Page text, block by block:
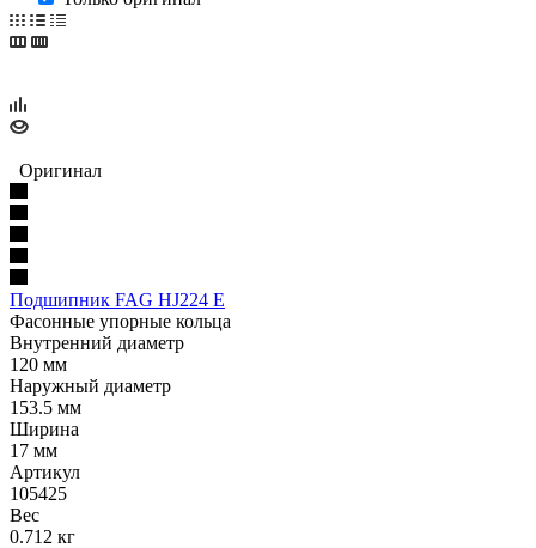
Оригинал
Подшипник FAG HJ224 E
Фасонные упорные кольца
Внутренний диаметр
120 мм
Наружный диаметр
153.5 мм
Ширина
17 мм
Артикул
105425
Вес
0.712 кг